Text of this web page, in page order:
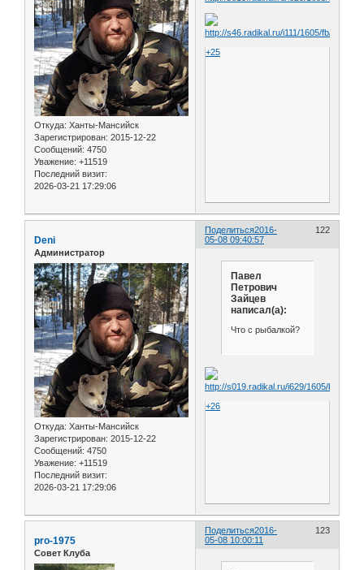
Откуда: Ханты-Мансийск
Зарегистрирован: 2015-12-22
Сообщений: 4750
Уважение: +11519
Последний визит:
2026-03-21 17:29:06
+25
Поделиться 122
2016-
05-08 09:40:57
Deni
Администратор
Откуда: Ханты-Мансийск
Зарегистрирован: 2015-12-22
Сообщений: 4750
Уважение: +11519
Последний визит:
2026-03-21 17:29:06
Павел
Петрович
Зайцев
написал(а):
Что с рыбалкой?
+26
Поделиться 123
2016-
05-08 10:00:11
pro-1975
Совет Клуба